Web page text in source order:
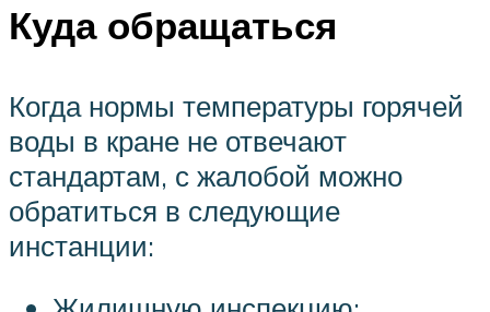
Куда обращаться
Когда нормы температуры горячей
воды в кране не отвечают
стандартам, с жалобой можно
обратиться в следующие
инстанции: